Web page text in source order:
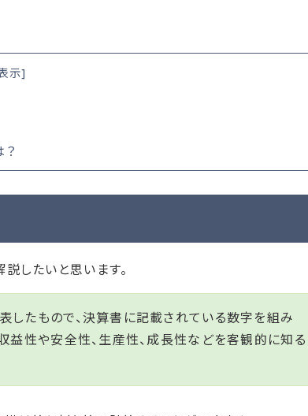
示]
したいと思います。
したもので、決算書に記載されている数字を組み
益性や安全性、生産性、成長性などを客観的に知る